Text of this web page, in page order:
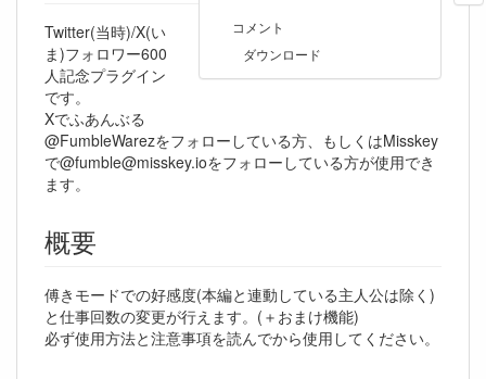
コメント
ダウンロード
Twitter(当時)/X(い
ま)フォロワー600
人記念プラグイン
です。
Xでふあんぶる
@FumbleWarezをフォローしている方、もしくはMisskey
で@fumble@misskey.ioをフォローしている方が使用でき
ます。
概要
傅きモードでの好感度(本編と連動している主人公は除く)
と仕事回数の変更が行えます。(＋おまけ機能)
必ず使用方法と注意事項を読んでから使用してください。